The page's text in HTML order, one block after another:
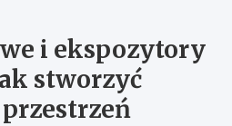
i ekspozytory
stworzyć